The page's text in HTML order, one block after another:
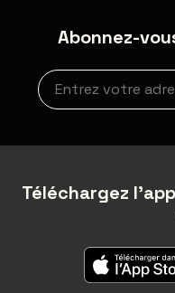
Abonnez-
Inscription à la
Téléchargez